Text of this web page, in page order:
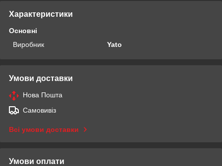
Характеристики
Основні
Виробник
Yato
Умови доставки
Нова Пошта
Самовивіз
Всі умови доставки
Умови оплати